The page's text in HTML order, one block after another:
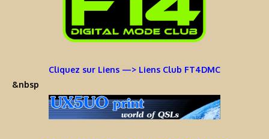
Cliquez sur Liens —> Liens Club FT4DMC
&nbsp